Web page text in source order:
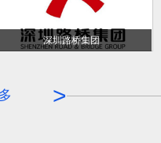
深圳路桥集团
>